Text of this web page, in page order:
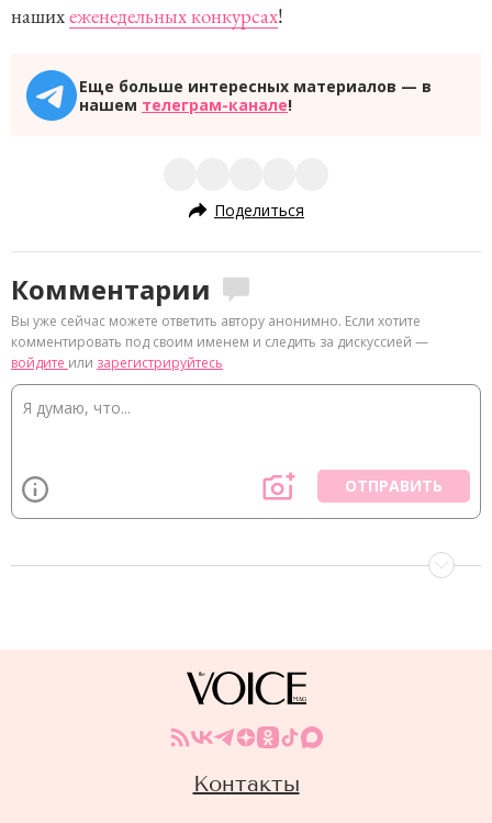
нашихеженедельных конкурсах!
Еще больше интересных материалов — в
нашем телеграм-канале!
Поделиться
Комментарии
Вы уже сейчас можете ответить автору анонимно. Если хотите
комментировать под своим именем и следить за дискуссией —
войдите или зарегистрируйтесь
ОТПРАВИТЬ
Контакты